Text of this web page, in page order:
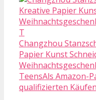
Changzhou
Papier Kunst
TeensAls Amazon-
qualifizierten